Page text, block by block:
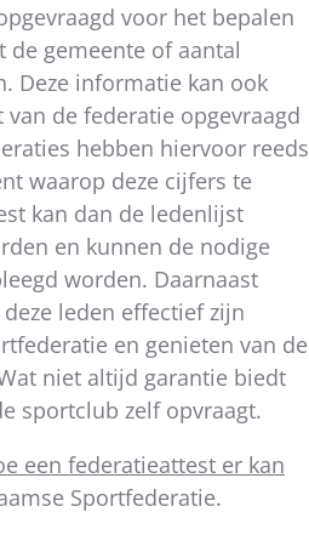
voor het bepalen
gemeente of aantal
Deze informatie kan ook
de federatie opgevraagd
hebben hiervoor reeds
waarop deze cijfers te
kan dan de ledenlijst
en kunnen de nodige
worden. Daarnaast
leden effectief zijn
en genieten van de
niet altijd garantie biedt
sportclub zelf opvraagt.
een federatieattest er kan
Sportfederatie.